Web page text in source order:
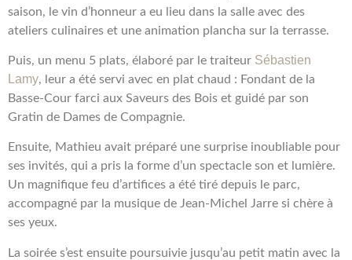
saison, le vin d’honneur a eu lieu dans la salle avec des
ateliers culinaires et une animation plancha sur la terrasse.
Puis, un menu 5 plats, élaboré par le traiteur Sébastien
Lamy, leur a été servi avec en plat chaud : Fondant de la
Basse-Cour farci aux Saveurs des Bois et guidé par son
Gratin de Dames de Compagnie.
Ensuite, Mathieu avait préparé une surprise inoubliable pour
ses invités, qui a pris la forme d’un spectacle son et lumière.
Un magnifique feu d’artifices a été tiré depuis le parc,
accompagné par la musique de Jean-Michel Jarre si chère à
ses yeux.
La soirée s’est ensuite poursuivie jusqu’au petit matin avec la